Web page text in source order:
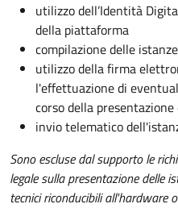
utilizzo dell’Identità
della piattaforma
compilazione delle
utilizzo della firma
l'effettuazione di
corso della
invio telematico
Sono escluse dal supporto le
legale sulla presentazione delle
tecnici riconducibili all'hardware